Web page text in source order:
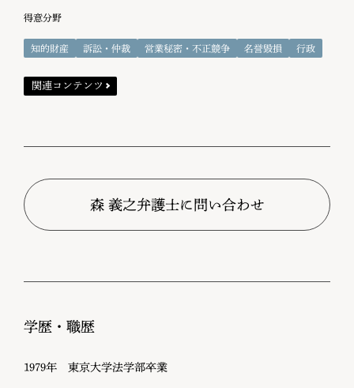
得意分野
知的財産 訴訟・仲裁 営業秘密・不正競争 名誉毀損 行政
関連コンテンツ
学歴・職歴
1979年 東京大学法学部卒業